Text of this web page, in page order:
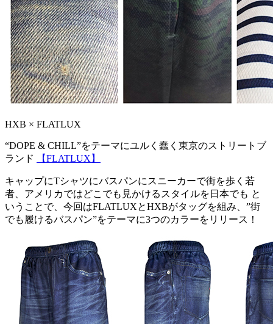
HXB × FLATLUX
“DOPE & CHILL”をテーマにユルく蠢く東京のストリートブ
ランド
【FLATLUX】
キャップにTシャツにバスパンにスニーカーで街を歩く若
者、アメリカではどこでも見かけるスタイルを日本でも と
いうことで、今回はFLATLUXとHXBがタッグを組み、”街
でも履けるバスパン”をテーマに3つのカラーをリリース！